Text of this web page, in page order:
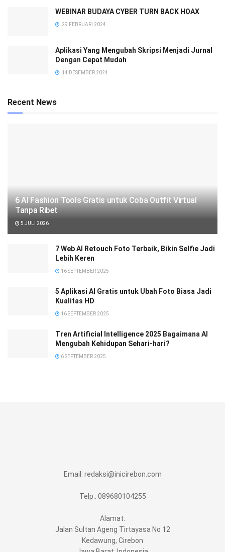
WEBINAR BUDAYA CYBER TURN BACK HOAX
29 FEBRUARI 2024
Aplikasi Yang Mengubah Skripsi Menjadi Jurnal
Dengan Cepat Mudah
14 DESEMBER 2024
Recent News
6 AI Fashion Tools Gratis untuk Coba Outfit Virtual
Tanpa Ribet
5 JULI 2026
7 Web AI Retouch Foto Terbaik, Bikin Selfie Jadi
Lebih Keren
16 SEPTEMBER 2025
5 Aplikasi AI Gratis untuk Ubah Foto Biasa Jadi
Kualitas HD
16 SEPTEMBER 2025
Tren Artificial Intelligence 2025 Bagaimana AI
Mengubah Kehidupan Sehari-hari?
6 SEPTEMBER 2025
Email: redaksi@inicirebon.com
Telp.: 089680104255
Alamat:
Jalan Sultan Ageng Tirtayasa No 12
Kedawung, Cirebon